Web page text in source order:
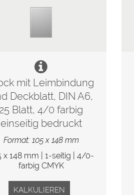
mit Leimbindung
Deckblatt, DIN A6,
25 Blatt, 4/0 farbig
einseitig bedruckt
Format: 105 x 148 mm
x 148 mm | 1-seitig | 4/0-
farbig CMYK
KALKULIEREN